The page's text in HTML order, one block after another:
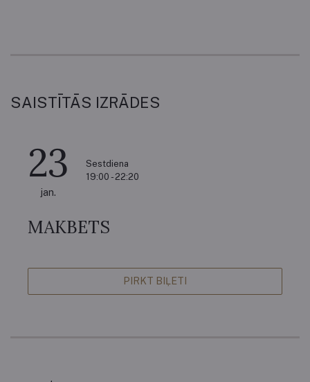
SAISTĪTĀS IZRĀDES
23
jan.
Sestdiena
19:00 - 22:20
MAKBETS
PIRKT BIĻETI